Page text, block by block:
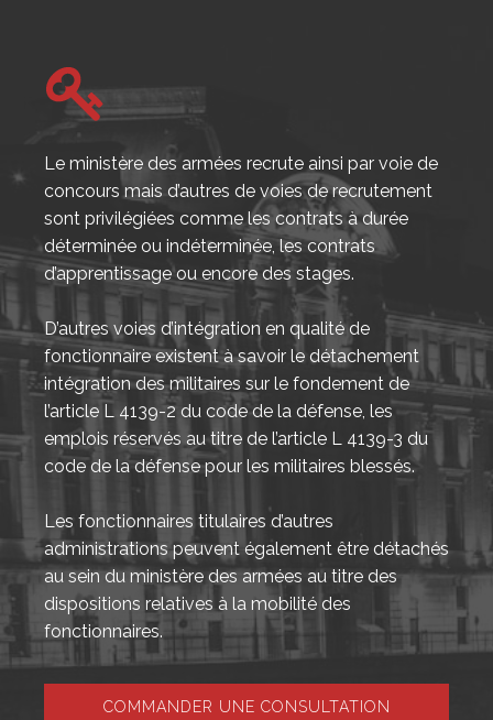
Le ministère des armées recrute ainsi par voie de
concours mais d’autres de voies de recrutement
sont privilégiées comme les contrats à durée
déterminée ou indéterminée, les contrats
d’apprentissage ou encore des stages.
D’autres voies d’intégration en qualité de
fonctionnaire existent à savoir le détachement
intégration des militaires sur le fondement de
l’article L 4139-2 du code de la défense, les
emplois réservés au titre de l’article L 4139-3 du
code de la défense pour les militaires blessés.
Les fonctionnaires titulaires d’autres
administrations peuvent également être détachés
au sein du ministère des armées au titre des
dispositions relatives à la mobilité des
fonctionnaires.
COMMANDER UNE CONSULTATION